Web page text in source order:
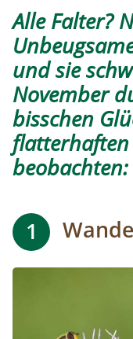
Alle Falter?
und sie
November
bisschen
beobachten:
1